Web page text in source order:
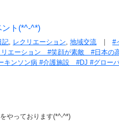
ト(*^-^*)
記, レクリエーション, 地域交流
#
エーション #笑顔が素敵 #日本の
ンソン病 #介護施設 #DJ #グロー
やっております(*^-^*)